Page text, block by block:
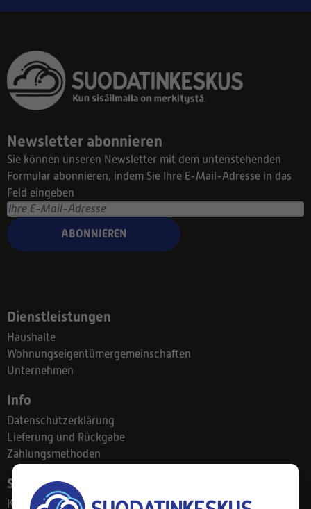
Newsletter abonnieren
Sie können unseren Newsletter mit dem untenstehenden
Formular abonnieren, indem Sie Ihre E-Mail-Adresse in das
Feld eingeben
ABONNIEREN
Dienstleistungen
Haushalte
Wohnungseigentümergemeinschaften
Unternehmen
Info
Datenschutzerklärung
Lieferung und Rückgabe
Zahlungsmethoden
Suodatinkeskus
Kontakt